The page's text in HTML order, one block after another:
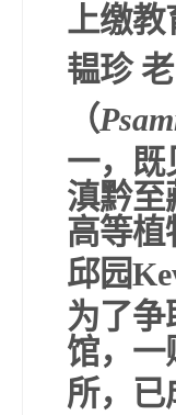
上缴教
韫珍
（
一，既
滇黔至
高等植
邱园
为了争
馆，一
所，已